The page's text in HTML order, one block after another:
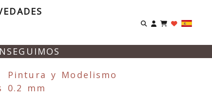
Pintura y Modelismo
0.2 mm